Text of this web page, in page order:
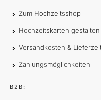
Zum Hochzeitsshop
Hochzeitskarten gestalten
Versandkosten &
Zahlungsmöglichkeiten
B2B: